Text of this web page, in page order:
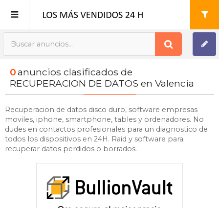
Publica tu Anuncio
Registro
0anuncios clasificados de
RECUPERACION DE DATOS en Valencia
Recuperacion de datos disco duro, software empresas
moviles, iphone, smartphone, tables y ordenadores. No
dudes en contactos profesionales para un diagnostico de
todos los dispositivos en 24H. Raid y software para
recuperar datos perdidos o borrados.